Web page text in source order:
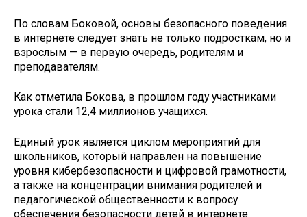
По словам Боковой, основы безопасного поведения
в интернете следует знать не только подросткам, но и
взрослым — в первую очередь, родителям и
преподавателям.
Как отметила Бокова, в прошлом году участниками
урока стали 12,4 миллионов учащихся.
Единый урок является циклом мероприятий для
школьников, который направлен на повышение
уровня кибербезопасности и цифровой грамотности,
а также на концентрации внимания родителей и
педагогической общественности к вопросу
обеспечения безопасности детей в интернете.